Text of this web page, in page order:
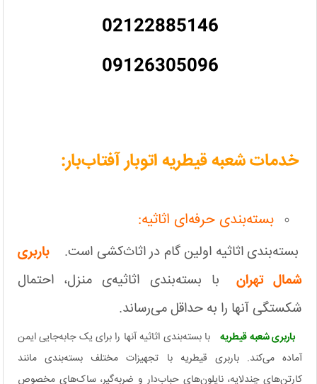
02122885146
09126305096
خدمات شعبه قیطریه اتوبار آفتاب‌بار:
بسته‌بندی حرفه‌ای اثاثیه:
بسته‌بندی اثاثیه اولین گام در اثاث‌کشی است.
باربری
شمال تهران با بسته‌بندی اثاثیه‌ی منزل، احتمال
شکستگی آنها را به حداقل می‌رساند.
باربری شعبه قیطریه
با بسته‌بندی اثاثیه آنها را برای یک جابه‌جایی ایمن
آماده می‌کند. باربری قیطریه با تجهیزات مختلف بسته‌بندی مانند
کارتن‌های چندلایه، نایلون‌های حباب‌دار و ضربه‌گیر، ساک‌های مخصوص